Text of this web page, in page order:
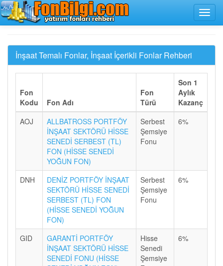
İnşaat Temalı Fonlar, İnşaat İçerikli Fonlar Rehberi
Fon
Kodu
Fon Adı
Fon
Türü
Son 1
Aylık
Kazanç
AOJ
ALLBATROSS PORTFÖY
İNŞAAT SEKTÖRÜ HİSSE
SENEDİ SERBEST (TL)
FON (HİSSE SENEDİ
YOĞUN FON)
Serbest
Şemsiye
Fonu
6%
DNH
DENİZ PORTFÖY İNŞAAT
SEKTÖRÜ HİSSE SENEDİ
SERBEST (TL) FON
(HİSSE SENEDİ YOĞUN
FON)
Serbest
Şemsiye
Fonu
6%
GID
GARANTİ PORTFÖY
İNŞAAT SEKTÖRÜ HİSSE
SENEDİ FONU (HİSSE
Hisse
Senedi
Şemsiye
6%